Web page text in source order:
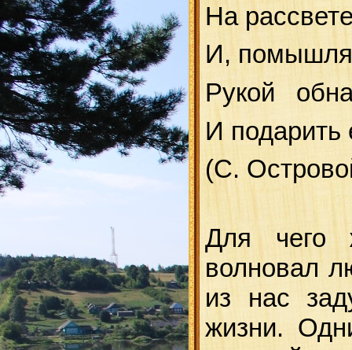
На
И,
Рукой
И подарить
(С.
Для чего
волновал
из нас
жизни.